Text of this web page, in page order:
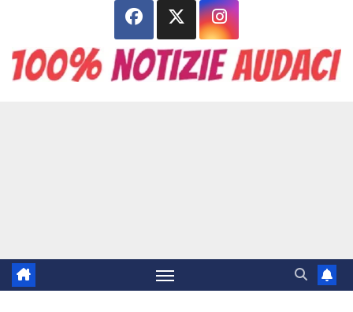
contenuto